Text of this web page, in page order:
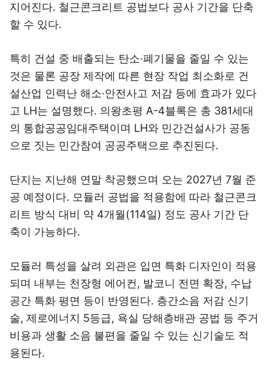
지어진다. 철근콘크리트 공법보다 공사 기간을 단축
할 수 있다.
특히 건설 중 배출되는 탄소·폐기물을 줄일 수 있는
것은 물론 공장 제작에 따른 현장 작업 최소화로 건
설산업 인력난 해소·안전사고 저감 등에 효과가 있다
고 LH는 설명했다. 의왕초평 A-4블록은 총 381세대
의 통합공공임대주택이며 LH와 민간건설사가 공동
으로 짓는 민간참여 공공주택으로 추진된다.
단지는 지난해 연말 착공했으며 오는 2027년 7월 준
공 예정이다. 모듈러 공법을 적용함에 따라 철근콘크
리트 방식 대비 약 4개월(114일) 정도 공사 기간 단
축이 가능하다.
모듈러 특성을 살려 외관은 입면 특화 디자인이 적용
되며 내부는 천장형 에어컨, 발코니 전면 확장, 수납
공간 특화 평면 등이 반영된다. 층간소음 저감 신기
술, 제로에너지 5등급, 욕실 당해층배관 공법 등 주거
비용과 생활 소음 불편을 줄일 수 있는 신기술도 적
용된다.